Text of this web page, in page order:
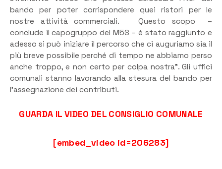
bando per poter corrispondere quei ristori per le
nostre attività commerciali. Questo scopo –
conclude il capogruppo del M5S – è stato raggiunto e
adesso si può iniziare il percorso che ci auguriamo sia il
più breve possibile perché di tempo ne abbiamo perso
anche troppo, e non certo per colpa nostra”. Gli uffici
comunali stanno lavorando alla stesura del bando per
l’assegnazione dei contributi.
GUARDA IL VIDEO DEL CONSIGLIO COMUNALE
[embed_video id=206283]